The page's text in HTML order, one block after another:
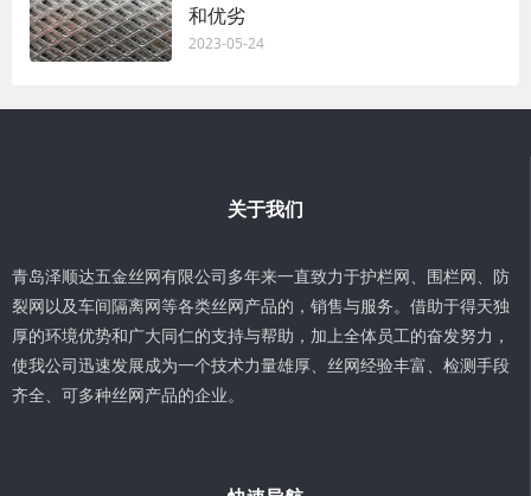
和优劣
2023-05-24
关于我们
青岛泽顺达五金丝网有限公司多年来一直致力于护栏网、围栏网、防
裂网以及车间隔离网等各类丝网产品的，销售与服务。借助于得天独
厚的环境优势和广大同仁的支持与帮助，加上全体员工的奋发努力，
使我公司迅速发展成为一个技术力量雄厚、丝网经验丰富、检测手段
齐全、可多种丝网产品的企业。